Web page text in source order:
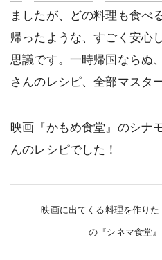
ましたが、どの料理も食べ
帰ったような、すごく安心
思議です。一時帰国ならぬ
さんのレシピ、全部マスタ
映画『かもめ食堂』のシナ
んのレシピでした！
映画に出てくる料理を作り
の『シネマ食堂